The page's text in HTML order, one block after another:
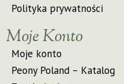
Polityka prywatności
Moje Konto
Moje konto
Peony Poland – Katalog